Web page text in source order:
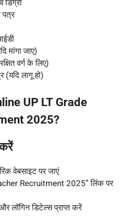
डिग्री
पत्र
मांगा जाए)
वर्ग के लिए)
(यदि लागू हो)
UP LT Grade
2025?
वेबसाइट पर जाएं
Recruitment 2025” लिंक पर
लॉगिन डिटेल्स प्राप्त करें